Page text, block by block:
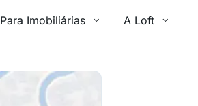
Para Imobiliárias A Loft